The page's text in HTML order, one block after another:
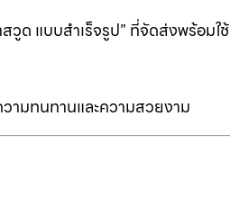
วูด แบบสำเร็จรูป” ที่จัดส่งพร้อมใช้
ามทนทานและความสวยงาม